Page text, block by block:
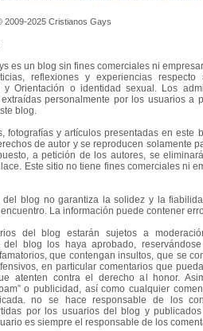
2009-2025 Cristianos Gays
es un blog sin fines comerciales ni
reflexiones y experiencias
y Orientación o identidad sexual. Los
personalmente por los usuarios
blog.
fotografías y artículos presentadas en
de autor y se reproducen solamente
a petición de los autores, se
Este sitio no tiene fines comerciales ni
del blog no garantiza la solidez y la
La información puede contener
del blog estarán sujetos a
del blog los haya aprobado,
que contengan insultos, que se
en particular comentarios que
atenten contra el derecho al honor.
o publicidad, así como cualquier
no se hace responsable de los
por los usuarios del blog y
es siempre el responsable de los